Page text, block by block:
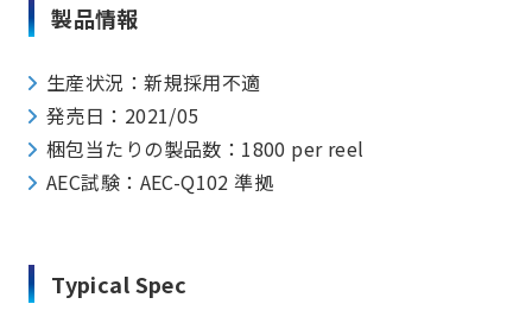
製品情報
生産状況：新規採用不適
発売日：2021/05
梱包当たりの製品数：1800 per reel
AEC試験：AEC-Q102 準拠
Typical Spec